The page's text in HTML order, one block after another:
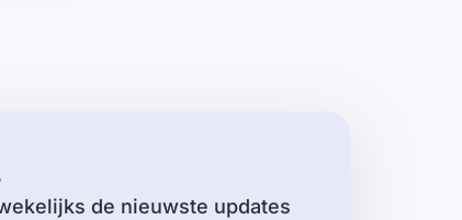
de nieuwste updates